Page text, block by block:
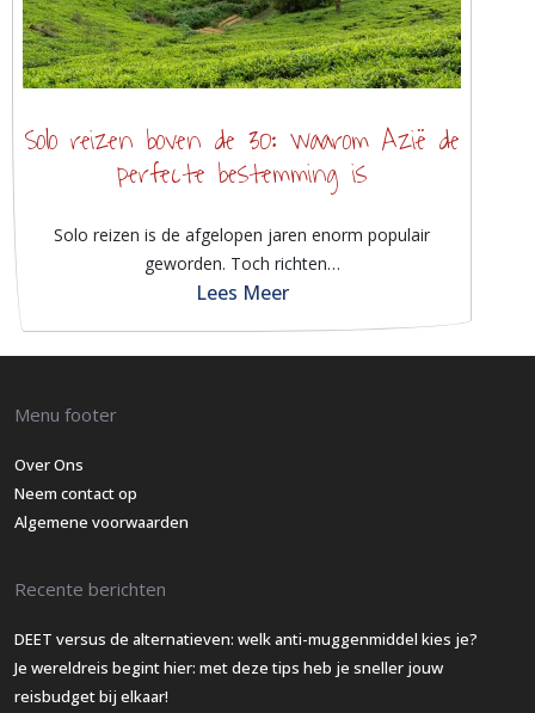
Solo reizen boven de 30: waarom Azië de
perfecte bestemming is
Solo reizen is de afgelopen jaren enorm populair
geworden. Toch richten…
Lees Meer
Menu footer
Over Ons
Neem contact op
Algemene voorwaarden
Recente berichten
DEET versus de alternatieven: welk anti-muggenmiddel kies je?
Je wereldreis begint hier: met deze tips heb je sneller jouw
reisbudget bij elkaar!